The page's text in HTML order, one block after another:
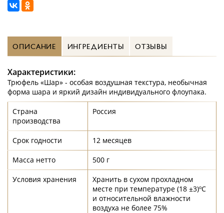
ОПИСАНИЕ ИНГРЕДИЕНТЫ ОТЗЫВЫ
Характеристики:
Трюфель «Шар» - особая воздушная текстура, необычная
форма шара и яркий дизайн индивидуального флоупака.
Страна
производства
Россия
Срок годности 12 месяцев
Масса нетто 500 г
Условия хранения
Хранить в сухом прохладном
месте при температуре (18 ±3)ºС
и относительной влажности
воздуха не более 75%